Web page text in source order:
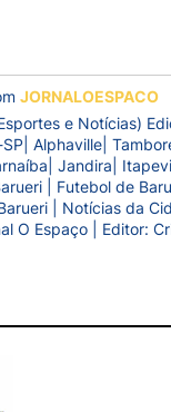
JORNALOESPACO
e Notícias)
Alphaville|
Jandira|
| Futebol de
| Notícias da
O Espaço | Editor: